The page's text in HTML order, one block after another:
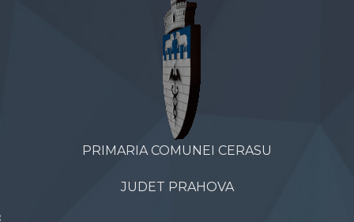
PRIMARIA COMUNEI CERASU
JUDET PRAHOVA